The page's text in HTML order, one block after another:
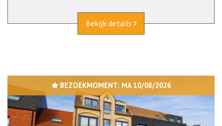
Bekijk details
BEZOEKMOMENT:MA 10/08/2026